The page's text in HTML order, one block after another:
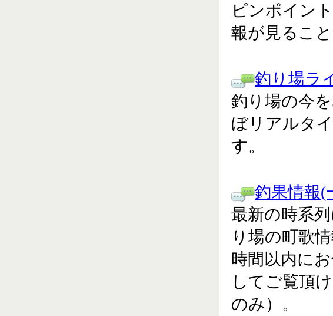
ピンポイン
報が見るこ
釣り場ラ
釣り場の今
ぼリアルタ
す。
釣果情報(
最新の時系
り場の町歌
時間以内に
してご覧頂
のみ）。